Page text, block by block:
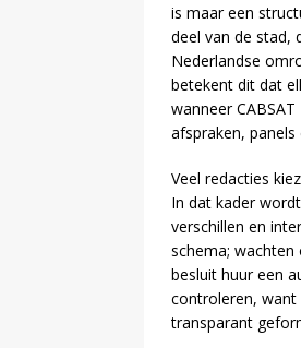
is maar een
deel van de stad,
Nederlandse
betekent dit dat
wanneer
afspraken,
Veel redacties
In dat kader wordt
verschillen en
schema; wachten
besluit huur een
controleren, want
transparant